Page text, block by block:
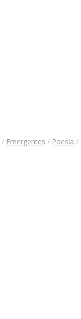
/ Emergentes / Poesía /